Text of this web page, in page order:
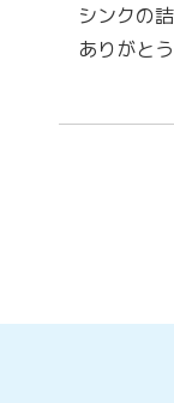
シンクの
ありがと